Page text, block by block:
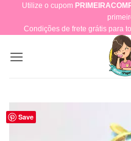
content
Utilize o cupom
Condições de frete grátis para
Save